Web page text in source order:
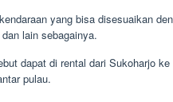
yang bisa disesuaikan
lain sebagainya.
dapat di rental dari Sukoharjo
pulau.